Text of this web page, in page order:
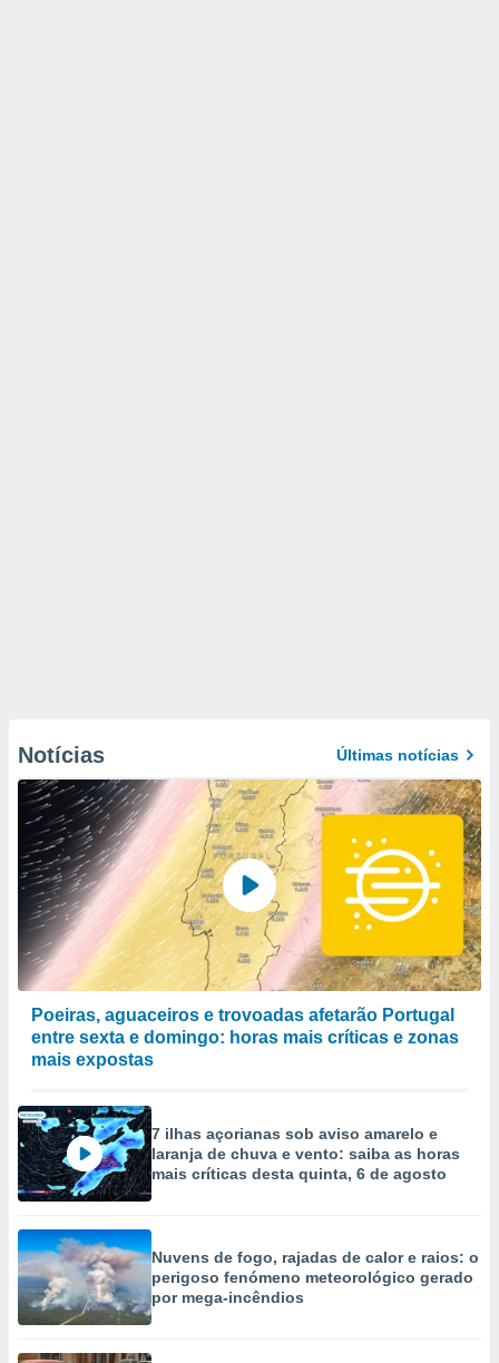
Notícias Últimas notícias
Poeiras, aguaceiros e trovoadas afetarão Portugal
entre sexta e domingo: horas mais críticas e zonas
mais expostas
7 ilhas açorianas sob aviso amarelo e
laranja de chuva e vento: saiba as horas
mais críticas desta quinta, 6 de agosto
Nuvens de fogo, rajadas de calor e raios: o
perigoso fenómeno meteorológico gerado
por mega-incêndios